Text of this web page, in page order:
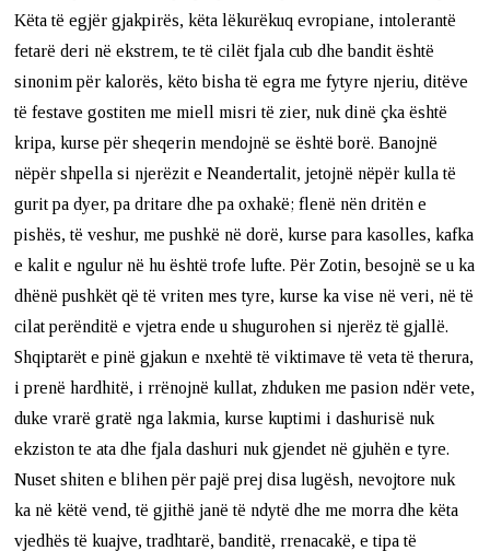
Këta të egjër gjakpirës, këta lëkurëkuq evropiane, intolerantë
fetarë deri në ekstrem, te të cilët fjala cub dhe bandit është
sinonim për kalorës, këto bisha të egra me fytyre njeriu, ditëve
të festave gostiten me miell misri të zier, nuk dinë çka është
kripa, kurse për sheqerin mendojnë se është borë. Banojnë
nëpër shpella si njerëzit e Neandertalit, jetojnë nëpër kulla të
gurit pa dyer, pa dritare dhe pa oxhakë; flenë nën dritën e
pishës, të veshur, me pushkë në dorë, kurse para kasolles, kafka
e kalit e ngulur në hu është trofe lufte. Për Zotin, besojnë se u ka
dhënë pushkët që të vriten mes tyre, kurse ka vise në veri, në të
cilat perënditë e vjetra ende u shugurohen si njerëz të gjallë.
Shqiptarët e pinë gjakun e nxehtë të viktimave të veta të therura,
i prenë hardhitë, i rrënojnë kullat, zhduken me pasion ndër vete,
duke vrarë gratë nga lakmia, kurse kuptimi i dashurisë nuk
ekziston te ata dhe fjala dashuri nuk gjendet në gjuhën e tyre.
Nuset shiten e blihen për pajë prej disa lugësh, nevojtore nuk
ka në këtë vend, të gjithë janë të ndytë dhe me morra dhe këta
vjedhës të kuajve, tradhtarë, banditë, rrenacakë, e tipa të